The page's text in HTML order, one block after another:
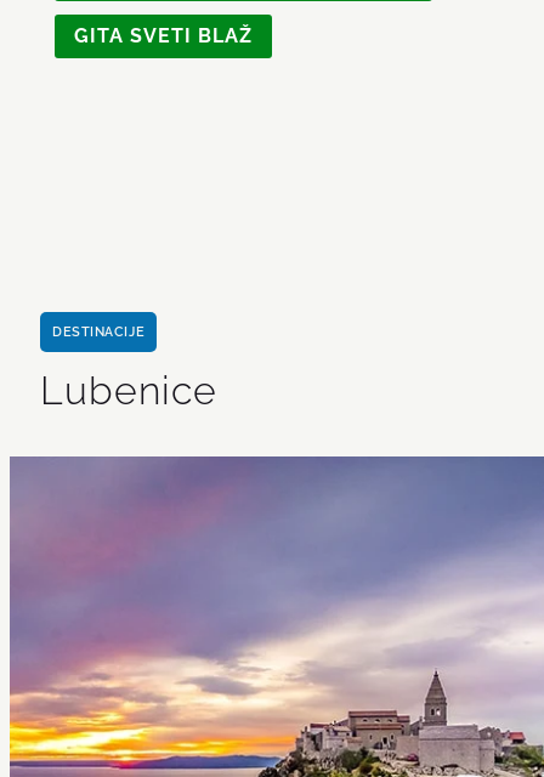
GITA SVETI BLAŽ
DESTINACIJE
Lubenice